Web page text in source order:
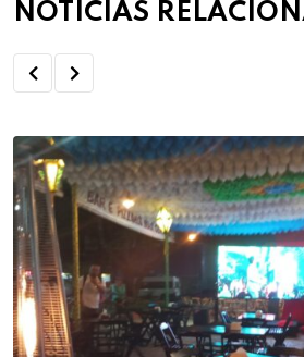
NOTÍCIAS